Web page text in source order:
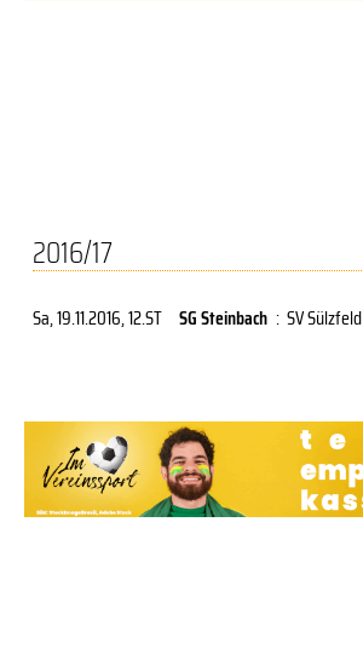
2016/17
Sa, 19.11.2016, 12.ST SG Steinbach : SV Sülzfeld